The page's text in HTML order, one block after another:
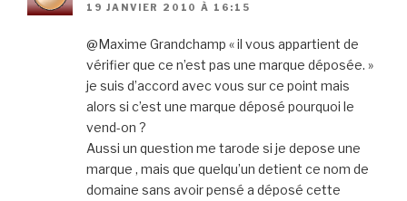
19 JANVIER 2010 À 16:15
@Maxime Grandchamp « il vous appartient de
vérifier que ce n’est pas une marque déposée. »
je suis d’accord avec vous sur ce point mais
alors si c’est une marque déposé pourquoi le
vend-on ?
Aussi un question me tarode si je depose une
marque , mais que quelqu’un detient ce nom de
domaine sans avoir pensé a déposé cette